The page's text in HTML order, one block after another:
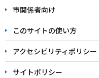
こ
ま
で
市関係者向け
このサイトの使い方
アクセシビリティポリシー
サイトポリシー